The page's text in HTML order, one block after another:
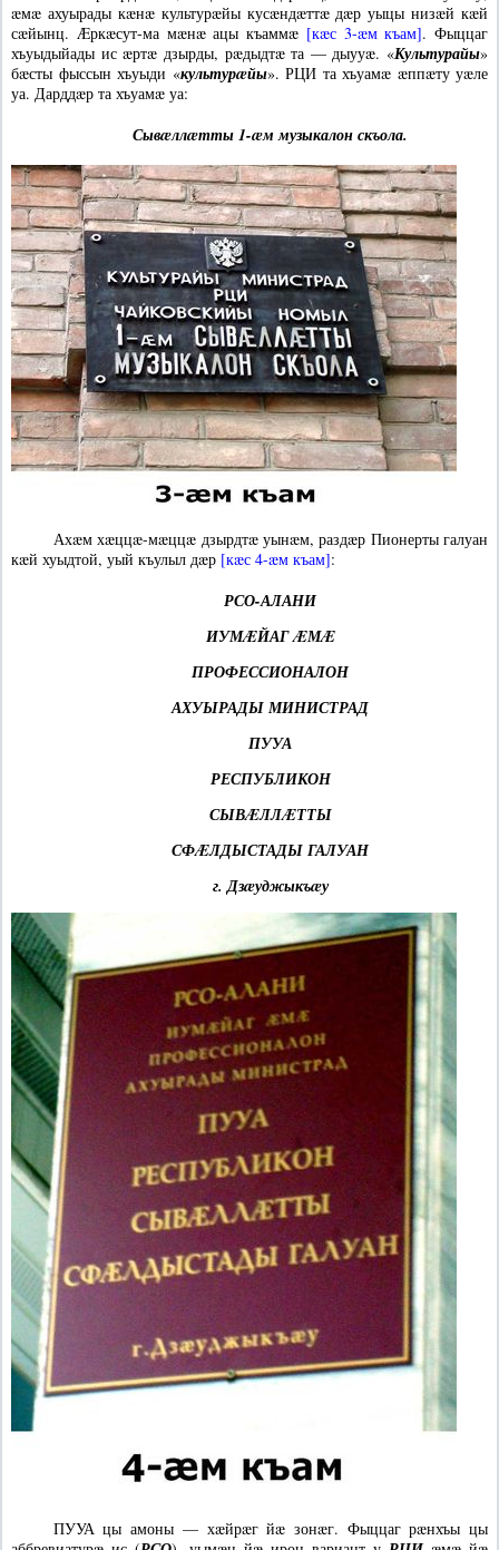
æмæ ахуырады кæнæ культурæйы кусæндæттæ дæр уыцы низæй кæй
сæйынц. Æркæсут-ма мæнæ ацы къаммæ [кæс 3-æм къам]. Фыццаг
хъуыдыйады ис æртæ дзырды, рæдыдтæ та — дыууæ. «Культурайы»
бæсты фыссын хъуыди «культурæйы». РЦИ та хъуамæ æппæту уæле
уа. Дарддæр та хъуамæ уа:
Сывæллæтты 1-æм музыкалон скъола.
Ахæм хæццæ-мæццæ дзырдтæ уынæм, раздæр Пионерты галуан
кæй хуыдтой, уый къулыл дæр [кæс 4-æм къам]:
РСО-АЛАНИ
ИУМÆЙАГ ÆМÆ
ПРОФЕССИОНАЛОН
АХУЫРАДЫ МИНИСТРАД
ПУУА
РЕСПУБЛИКОН
СЫВÆЛЛÆТТЫ
СФÆЛДЫСТАДЫ ГАЛУАН
г. Дзæуджыкъæу
ПУУА цы амоны — хæйрæг йæ зонæг. Фыццаг рæнхъы цы